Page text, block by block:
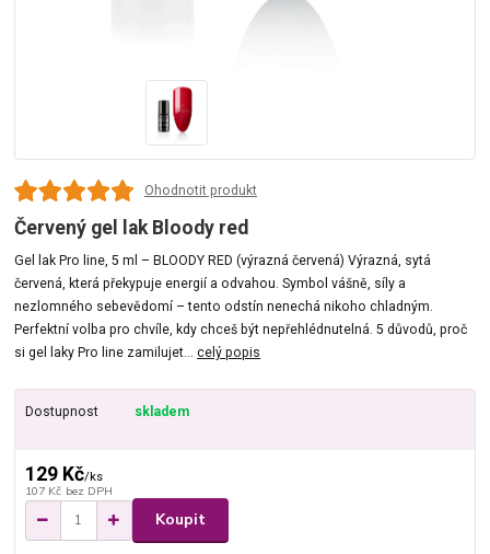
Ohodnotit produkt
Červený gel lak Bloody red
Gel lak Pro line, 5 ml – BLOODY RED (výrazná červená) Výrazná, sytá
červená, která překypuje energií a odvahou. Symbol vášně, síly a
nezlomného sebevědomí – tento odstín nenechá nikoho chladným.
Perfektní volba pro chvíle, kdy chceš být nepřehlédnutelná. 5 důvodů, proč
si gel laky Pro line zamilujet...celý popis
Dostupnost skladem
129 Kč/ks
107 Kč bez DPH
Koupit